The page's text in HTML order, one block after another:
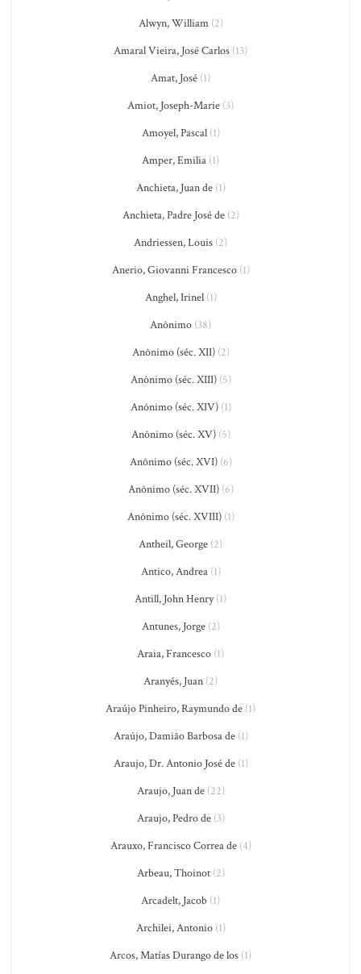
Alwyn, William(2)
Amaral Vieira, José Carlos (13)
Amat, José (1)
Amiot, Joseph-Marie (3)
Amoyel, Pascal(1)
Amper, Emilia (1)
Anchieta, Juan de(1)
Anchieta, Padre José de(2)
Andriessen, Louis (2)
Anerio, Giovanni Francesco(1)
Anghel, Irinel(1)
Anônimo (38)
Anônimo (séc. XII)(2)
Anônimo (séc. XIII)(5)
Anônimo (séc. XIV)(1)
Anônimo (séc. XV)(5)
Anônimo (séc. XVI)(6)
Anônimo (séc. XVII)(6)
Anônimo (séc. XVIII)(1)
Antheil, George (2)
Antico, Andrea(1)
Antill, John Henry(1)
Antunes, Jorge(2)
Araia, Francesco (1)
Aranyés, Juan (2)
Araújo Pinheiro, Raymundo de (1)
Araújo, Damião Barbosa de(1)
Araujo, Dr. Antonio José de(1)
Araujo, Juan de(22)
Araujo, Pedro de(3)
Arauxo, Francisco Correa de(4)
Arbeau, Thoinot(2)
Arcadelt, Jacob (1)
Archilei, Antonio(1)
Arcos, Matías Durango de los (1)